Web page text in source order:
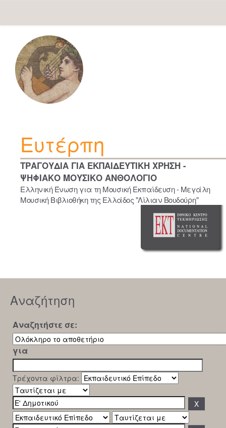
navigation
Ευτέρπη
ΤΡΑΓΟΥΔΙΑ ΓΙΑ ΕΚΠΑΙΔΕΥΤΙΚΗ ΧΡΗΣΗ -
ΨΗΦΙΑΚΟ ΜΟΥΣΙΚΟ ΑΝΘΟΛΟΓΙΟ
Ελληνική Ένωση για τη Μουσική Εκπαίδευση - Μεγάλη
Μουσική Βιβλιοθήκη της Ελλάδος "Λίλιαν Βουδούρη"
Αναζήτηση
Αναζητήστε σε:
για
Τρέχοντα φίλτρα: